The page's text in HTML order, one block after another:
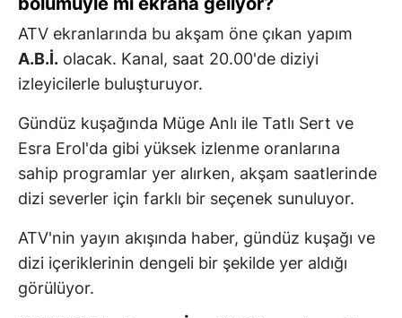
ATV ekranlarında bu akşam öne çıkan yapım
A.B.İ. olacak. Kanal, saat 20.00'de diziyi
izleyicilerle buluşturuyor.
Gündüz kuşağında Müge Anlı ile Tatlı Sert ve
Esra Erol'da gibi yüksek izlenme oranlarına
sahip programlar yer alırken, akşam saatlerinde
dizi severler için farklı bir seçenek sunuluyor.
ATV'nin yayın akışında haber, gündüz kuşağı ve
dizi içeriklerinin dengeli bir şekilde yer aldığı
görülüyor.